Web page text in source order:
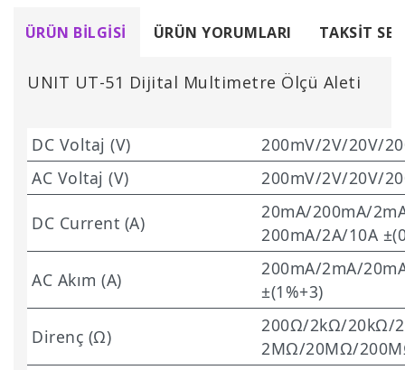
ÜRÜN BILGISI ÜRÜN YORUMLARI TAKSIT
UNIT UT-51 Dijital Multimetre Ölçü Aleti
DC Voltaj (V)
200mV/2V/20V/
AC Voltaj (V)
200mV/2V/20V/
DC Current (A)
20mA/200mA/
200mA/2A/10A
AC Akım (A)
200mA/2mA/
±(1%+3)
Direnç (Ω)
200Ω/2kΩ/20kΩ/
2MΩ/20MΩ/